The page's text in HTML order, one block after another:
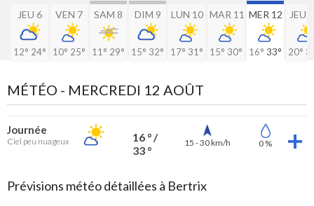
JEU 6
12° 24°
VEN 7
10° 25°
SAM 8
11° 29°
DIM 9
15° 32°
LUN 10
17° 31°
MAR 11
15° 30°
MER 12
16° 33°
JEU
20°
MÉTÉO - MERCREDI 12 AOÛT
Journée
Ciel peu nuageux
16 ° /
33 °
15 - 30 km/h 0 %
Prévisions météo détaillées à Bertrix